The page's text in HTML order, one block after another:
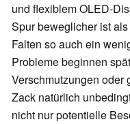
und flexiblem OLED-
Spur beweglicher ist
Falten so auch ein
Probleme beginnen
Verschmutzungen
Zack natürlich
nicht nur potentielle